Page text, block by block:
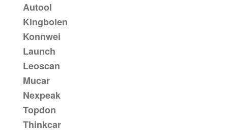
Autool
Kingbolen
Konnwei
Launch
Leoscan
Mucar
Nexpeak
Topdon
Thinkcar